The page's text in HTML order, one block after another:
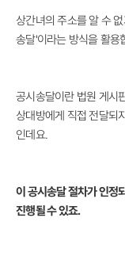
상간녀의 주소를 알 수
송달'이라는 방식을 활용
공시송달이란 법원 게시
상대방에게 직접 전달되
인데요.
이 공시송달 절차가 인정
진행될 수 있죠.